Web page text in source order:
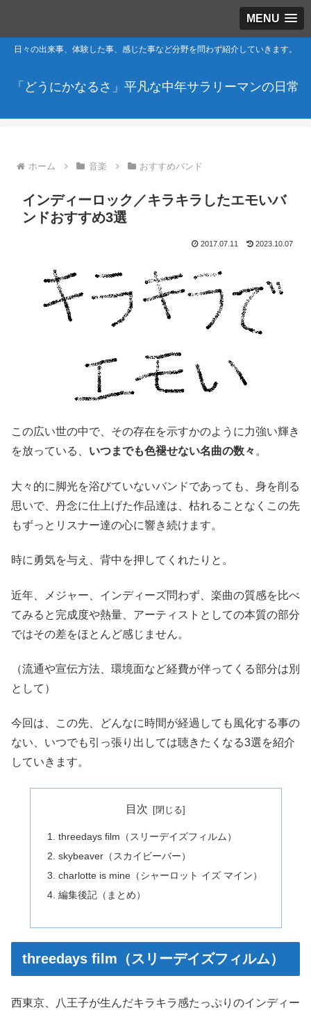
MENU
日々の出来事、体験した事、感じた事など分野を問わず紹介していきます。
「どうにかなるさ」平凡な中年サラリーマンの日常
ホーム 音楽 おすすめバンド
インディーロック／キラキラしたエモいバ
ンドおすすめ3選
2017.07.11 2023.10.07
この広い世の中で、その存在を示すかのように力強い輝き
を放っている、 いつまでも色褪せない名曲の数々。
大々的に脚光を浴びていないバンドであっても、身を削る
思いで、丹念に仕上げた作品達は、枯れることなくこの先
もずっとリスナー達の心に響き続けます。
時に勇気を与え、背中を押してくれたりと。
近年、メジャー、インディーズ問わず、楽曲の質感を比べ
てみると完成度や熱量、アーティストとしての本質の部分
ではその差をほとんど感じません。
（流通や宣伝方法、環境面など経費が伴ってくる部分は別
として）
今回は、この先、どんなに時間が経過しても風化する事の
ない、いつでも引っ張り出しては聴きたくなる3選を紹介
していきます。
目次
threedays film（スリーデイズフィルム）
skybeaver（スカイビーバー）
charlotte is mine（シャーロット イズ マイン）
編集後記（まとめ）
threedays film（スリーデイズフィルム）
西東京、八王子が生んだキラキラ感たっぷりのインディー